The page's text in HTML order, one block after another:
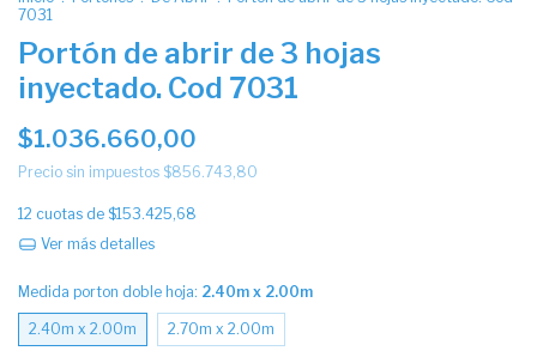
7031
Portón de abrir de 3 hojas
inyectado. Cod 7031
$1.036.660,00
Precio sin impuestos $856.743,80
12 cuotas de $153.425,68
Ver más detalles
Medida porton doble hoja: 2.40m x 2.00m
2.40m x 2.00m 2.70m x 2.00m